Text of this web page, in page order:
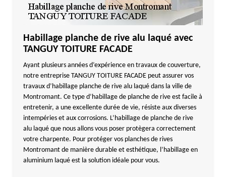
Habillage planche de rive alu laqué avec
TANGUY TOITURE FACADE
Ayant plusieurs années d’expérience en travaux de couverture,
notre entreprise TANGUY TOITURE FACADE peut assurer vos
travaux d’habillage planche de rive alu laqué dans la ville de
Montromant. Ce type d’habillage de planche de rive est facile à
entretenir, a une excellente durée de vie, résiste aux diverses
intempéries et aux corrosions. L’habillage de planche de rive
alu laqué que nous allons vous poser protègera correctement
votre charpente. Pour protéger vos planches de rives
Montromant de manière durable et esthétique, l’habillage en
aluminium laqué est la solution idéale pour vous.